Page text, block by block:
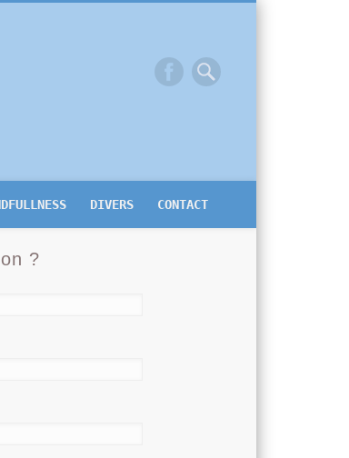
DIVERS CONTACT
?